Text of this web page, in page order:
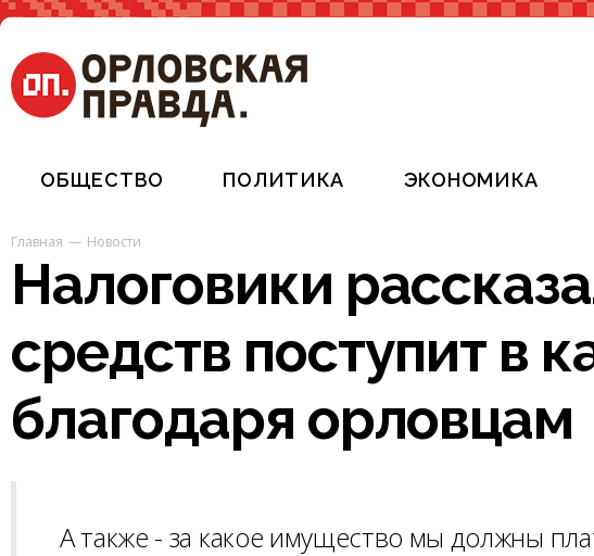
ОБЩЕСТВО ПОЛИТИКА ЭКОНОМИКА
Главная Новости
Налоговики
средств поступит в
благодаря орловцам
А также - за какое имущество мы должны